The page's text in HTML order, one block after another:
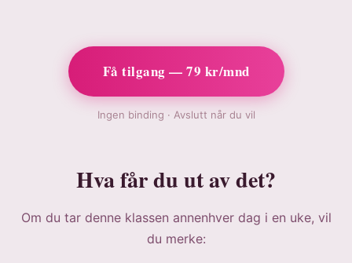
Få tilgang — 79 kr/mnd
Ingen binding · Avslutt når du vil
Hva får du ut av det?
Om du tar denne klassen annenhver dag i en uke, vil
du merke: